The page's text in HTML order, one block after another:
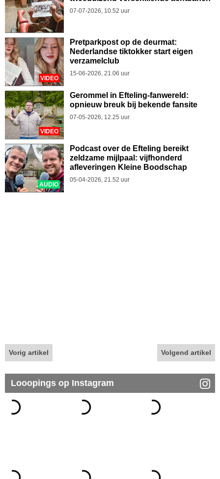
07-07-2026, 10.52 uur
VIDEO
Pretparkpost op de deurmat:
Nederlandse tiktokker start eigen
verzamelclub
15-06-2026, 21.06 uur
VIDEO
Gerommel in Efteling-fanwereld:
opnieuw breuk bij bekende fansite
07-05-2026, 12.25 uur
AUDIO
Podcast over de Efteling bereikt
zeldzame mijlpaal: vijfhonderd
afleveringen Kleine Boodschap
05-04-2026, 21.52 uur
Vorig artikel Volgend artikel
Looopings op Instagram